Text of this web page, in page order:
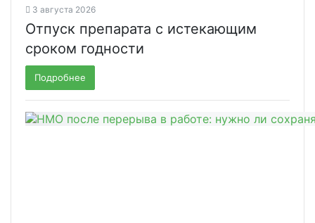
3 августа 2026
Отпуск препарата с истекающим
сроком годности
Подробнее